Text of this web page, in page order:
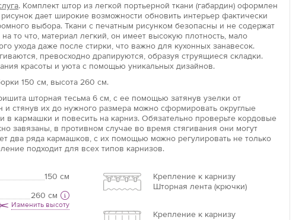
Увеличить
. Комплект штор из легкой портьерной ткани (габардин) оформлен
дает широкие возможности обновить интерьер фактически
выбора. Ткани с печатным рисунком безопасны и не содержат
то что, материал легкий, он имеет высокую плотность, мало
ухода даже после стирки, что важно для кухонных занавесок.
превосходно драпируются, образуя струящиеся складки.
красоты и уюта с помощью уникальных дизайнов.
150 см, высота 260 см.
шторная тесьма 6 см, с ее помощью затянув узелки от
и стянув их до нужного размера можно сформировать округлые
в кармашки и повесить на карниз. Обязательно проверьте кордовые
завязаны, в противном случае во время стягивания они могут
два ряда кармашков, с их помощью можно регулировать не только
подходит для всех типов карнизов.
150 см
260 см
Изменить высоту
Крепление к карнизу
Шторная лента (крючки)
Крепление к карнизу
Длина потолочного карниза
Длина карниза – это базовая цифра, от которой
необходимо отталкиваться при расчётах.
Если нет карниза
ваша ширина.